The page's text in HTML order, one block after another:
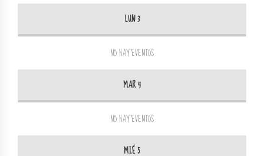
LUN 3
NO HAY EVENTOS
MAR 4
NO HAY EVENTOS
MIÉ 5